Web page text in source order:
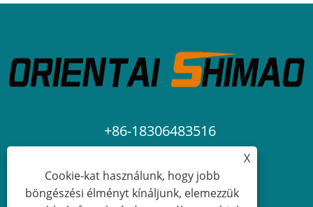
+86-18306483516
jack@qdshimaogroup.comX
Cookie-kat használunk, hogy jobb
böngészési élményt kínáljunk, elemezzük